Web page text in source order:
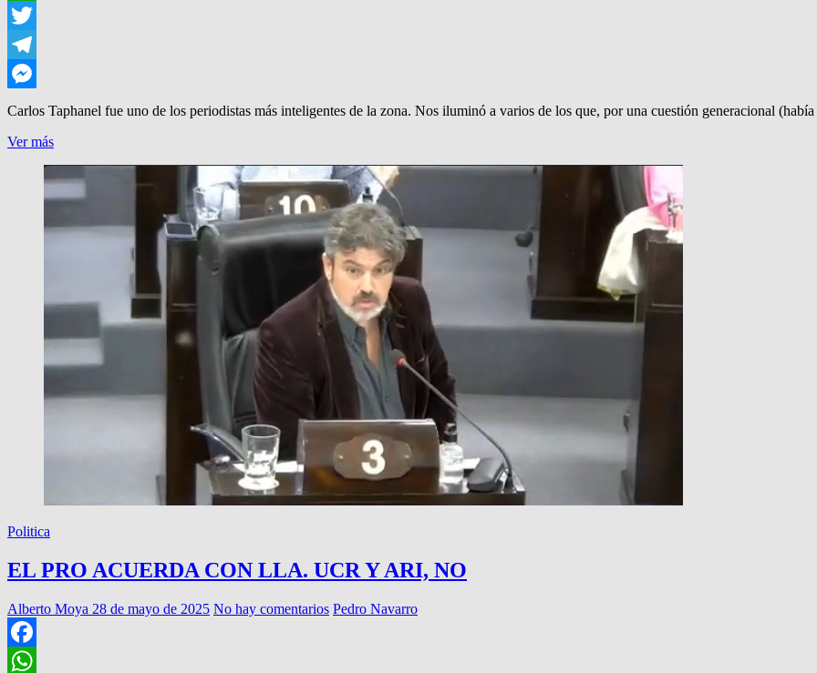
WhatsApp
Twitter
Telegram
Messenger
Carlos Taphanel fue uno de los periodistas más inteligentes de la zona. Nos iluminó a varios de los que, por una cuestión generacional
Ver más¡CHAU,
Politica
EL PRO ACUERDA CON LLA. UCR Y ARI, NO
Alberto Moya 28 de mayo de 2025 No hay comentarios Pedro Navarro
Facebook